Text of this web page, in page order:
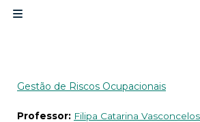
Gestão de Riscos Ocupacionais
Professor: Filipa Catarina